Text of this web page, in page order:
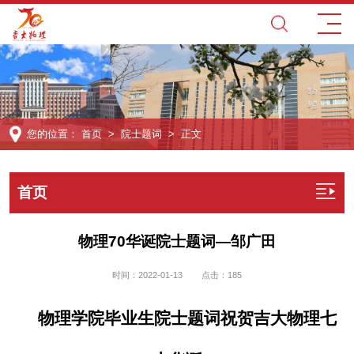
您的位置： 首页 > 院士题词 > 正文
首页
物理70华诞院士题词—邹广田
时间：2022-01-13 点击： 185
物理学院毕业生院士题词祝贺吉大物理七